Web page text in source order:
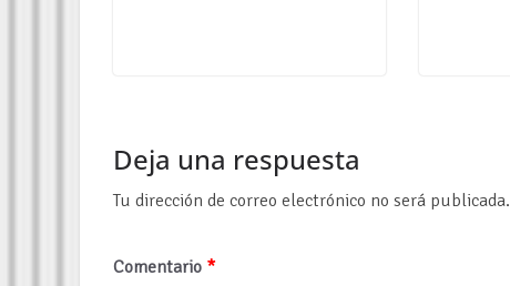
Deja una respuesta
Tu dirección de correo electrónico no será publicada.
Comentario *